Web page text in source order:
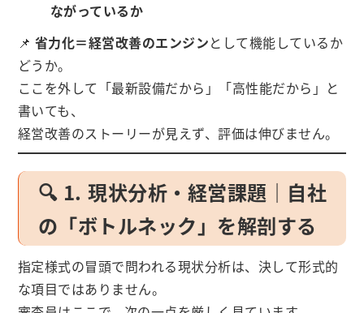
ながっているか
📌 省力化＝経営改善のエンジンとして機能しているか
どうか。
ここを外して「最新設備だから」「高性能だから」と
書いても、
経営改善のストーリーが見えず、評価は伸びません。
🔍 1. 現状分析・経営課題｜自社
の「ボトルネック」を解剖する
指定様式の冒頭で問われる現状分析は、決して形式的
な項目ではありません。